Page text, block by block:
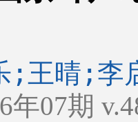
;王晴;李
年07期